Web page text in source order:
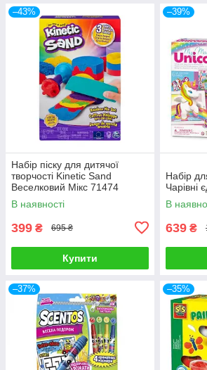
–43%
Набір піску для дитячої
творчості Kinetic Sand
Веселковий Мікс 71474
В наявності
399 ₴ 695 ₴
Купити
–39%
Набір
Чарівні
В
639 ₴
–37% –35%